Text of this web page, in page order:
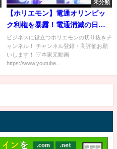
未分類
【ホリエモン】電通オリンピッ
ク利権を暴露！電通消滅の日は
近づいている！
ビジネスに役立つホリエモンの切り抜きチ
ャンネル！ チャンネル登録・高評価お願
いします！ ▽本家元動画
https://www.youtube...